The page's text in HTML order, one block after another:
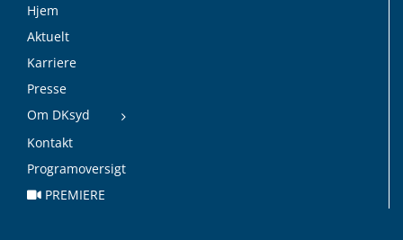
Hjem
Aktuelt
Karriere
Presse
Om DKsyd
Kontakt
Programoversigt
PREMIERE